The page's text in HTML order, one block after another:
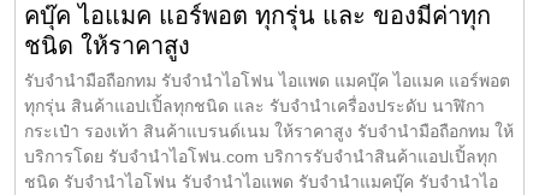
คบุ๊ค ไอแมค แอร์พอต ทุกรุ่น และ ของมีค่าทุก
ชนิด ให้ราคาสูง
รับจำนำมือถือกทม รับจำนำไอโฟน ไอแพด แมคบุ๊ค ไอแมค แอร์พอต
ทุกรุ่น สินค้าแอปเปิ้ลทุกชนิด และ รับจำนำเครื่องประดับ นาฬิกา
กระเป๋า รองเท้า สินค้าแบรนด์เนม ให้ราคาสูง รับจำนำมือถือกทม ให้
บริการโดย รับจํานําไอโฟน.com บริการรับจำนำสินค้าแอปเปิ้ลทุก
ชนิด รับจำนำไอโฟน รับจำนำไอแพด รับจำนำแมคบุ๊ค รับจำนำไอ